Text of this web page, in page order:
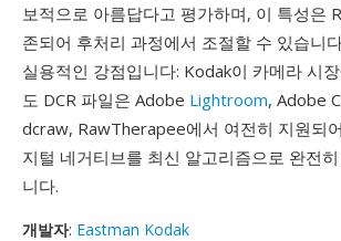
보적으로 아름답다고 평가하며, 이 특성은
존되어 후처리 과정에서 조절할 수 있습니
실용적인 강점입니다: Kodak이 카메라 시
도 DCR 파일은 Adobe Lightroom, Adobe
dcraw, RawTherapee에서 여전히 지원되
지털 네거티브를 최신 알고리즘으로 완전
니다.
개발자: Eastman Kodak